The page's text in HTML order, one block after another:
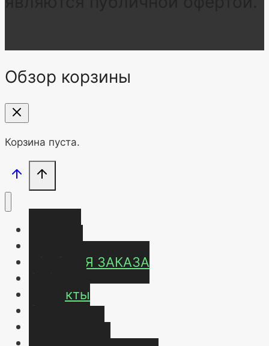
Обзор корзины
Корзина пуста.
УСЛОВИЯ ЗАКАЗА
ОТЗЫВЫ
Контакты
О нас